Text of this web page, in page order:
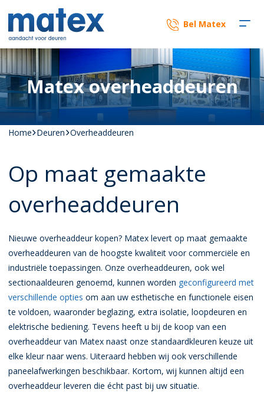
Bel Matex
Matex overheaddeuren
Home Deuren Overheaddeuren
Op maat gemaakte
overheaddeuren
Nieuwe overheaddeur kopen? Matex levert op maat gemaakte
overheaddeuren van de hoogste kwaliteit voor commerciële en
industriële toepassingen. Onze overheaddeuren, ook wel
sectionaaldeuren genoemd, kunnen worden geconfigureerd met
verschillende opties om aan uw esthetische en functionele eisen
te voldoen, waaronder beglazing, extra isolatie, loopdeuren en
elektrische bediening. Tevens heeft u bij de koop van een
overheaddeur van Matex naast onze standaardkleuren keuze uit
elke kleur naar wens. Uiteraard hebben wij ook verschillende
paneelafwerkingen beschikbaar. Kortom, wij kunnen altijd een
overheaddeur leveren die écht past bij uw situatie.